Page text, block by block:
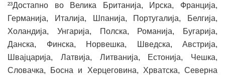
²³Достапно во Велика Британија, Ирска, Франција,
Германија, Италија, Шпанија, Португалија, Белгија,
Холандија, Унгарија, Полска, Романија, Бугарија,
Данска, Финска, Норвешка, Шведска, Австрија,
Швајцарија, Латвија, Литванија, Естонија, Чешка,
Словачка, Босна и Херцеговина, Хрватска, Северна